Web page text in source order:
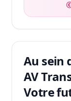
Au sein
AV
Votre